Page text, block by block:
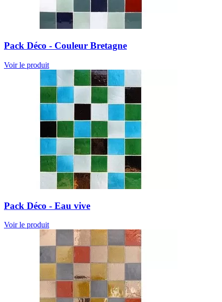
Pack Déco - Couleur Bretagne
Voir le produit
Pack Déco - Eau vive
Voir le produit